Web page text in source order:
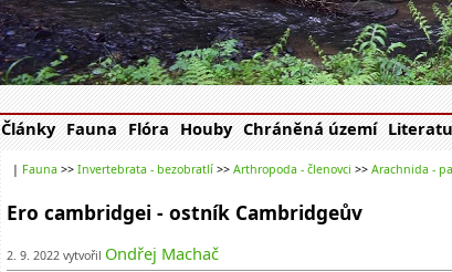
Články Fauna Flóra Houby Chráněná území
| Fauna >> Invertebrata - bezobratlí >> Arthropoda - členovci >> Arachnida -
Ero cambridgei - ostník Cambridgeův
2. 9. 2022 vytvořil Ondřej Machač